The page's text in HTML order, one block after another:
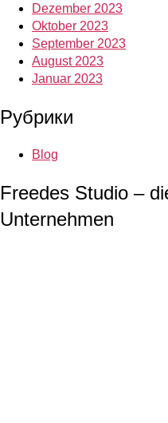
Dezember 2023
Oktober 2023
September 2023
August 2023
Januar 2023
Рубрики
Blog
Freedes Studio –
Unternehmen